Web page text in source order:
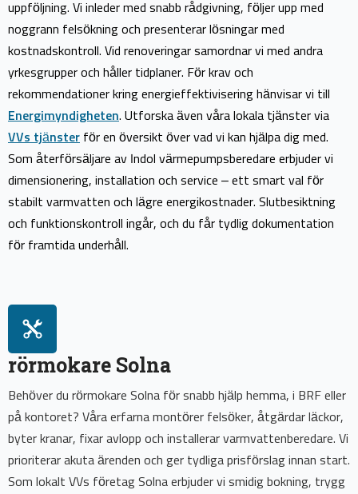
uppföljning. Vi inleder med snabb rådgivning, följer upp med
noggrann felsökning och presenterar lösningar med
kostnadskontroll. Vid renoveringar samordnar vi med andra
yrkesgrupper och håller tidplaner. För krav och
rekommendationer kring energieffektivisering hänvisar vi till
Energimyndigheten. Utforska även våra lokala tjänster via
VVs tjänster för en översikt över vad vi kan hjälpa dig med.
Som återförsäljare av Indol värmepumpsberedare erbjuder vi
dimensionering, installation och service – ett smart val för
stabilt varmvatten och lägre energikostnader. Slutbesiktning
och funktionskontroll ingår, och du får tydlig dokumentation
för framtida underhåll.
rörmokare Solna
Behöver du rörmokare Solna för snabb hjälp hemma, i BRF eller
på kontoret? Våra erfarna montörer felsöker, åtgärdar läckor,
byter kranar, fixar avlopp och installerar varmvattenberedare. Vi
prioriterar akuta ärenden och ger tydliga prisförslag innan start.
Som lokalt VVs företag Solna erbjuder vi smidig bokning, trygg